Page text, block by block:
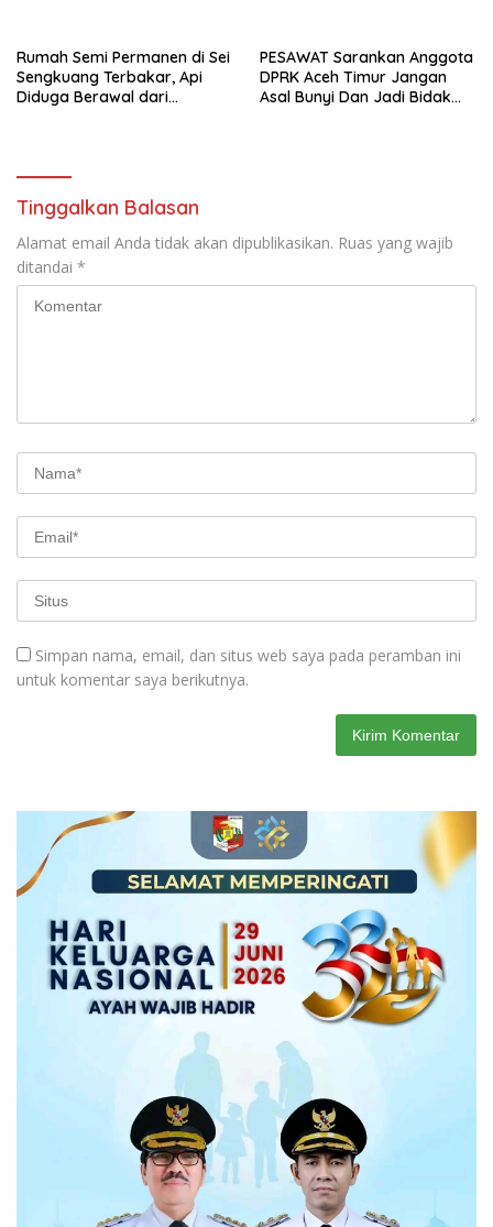
Rumah Semi Permanen di Sei
Sengkuang Terbakar, Api
Diduga Berawal dari
PESAWAT Sarankan Anggota
DPRK Aceh Timur Jangan
Asal Bunyi Dan Jadi Bidak
Tinggalkan Balasan
Alamat email Anda tidak akan dipublikasikan. Ruas yang wajib
ditandai *
Simpan nama, email, dan situs web saya pada peramban ini
untuk komentar saya berikutnya.